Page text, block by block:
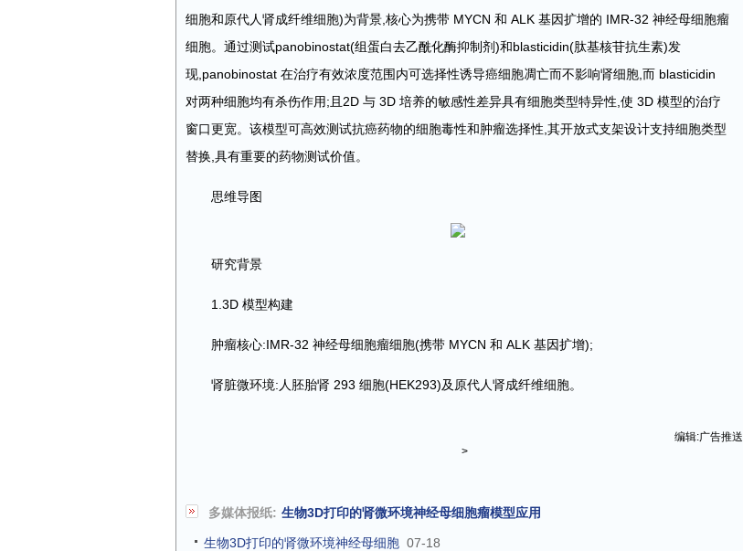
细胞和原代人肾成纤维细胞)为背景,核心为携带 MYCN 和 ALK 基因扩增的 IMR-32 神经母细胞瘤
细胞。通过测试panobinostat(组蛋白去乙酰化酶抑制剂)和blasticidin(肽基核苷抗生素)发
现,panobinostat 在治疗有效浓度范围内可选择性诱导癌细胞凋亡而不影响肾细胞,而 blasticidin
对两种细胞均有杀伤作用;且2D 与 3D 培养的敏感性差异具有细胞类型特异性,使 3D 模型的治疗
窗口更宽。该模型可高效测试抗癌药物的细胞毒性和肿瘤选择性,其开放式支架设计支持细胞类型
替换,具有重要的药物测试价值。
思维导图
研究背景
1.3D 模型构建
肿瘤核心:IMR-32 神经母细胞瘤细胞(携带 MYCN 和 ALK 基因扩增);
肾脏微环境:人胚胎肾 293 细胞(HEK293)及原代人肾成纤维细胞。
编辑:广告推送
>
多媒体报纸: 生物3D打印的肾微环境神经母细胞瘤模型应用
生物3D打印的肾微环境神经母细胞 07-18